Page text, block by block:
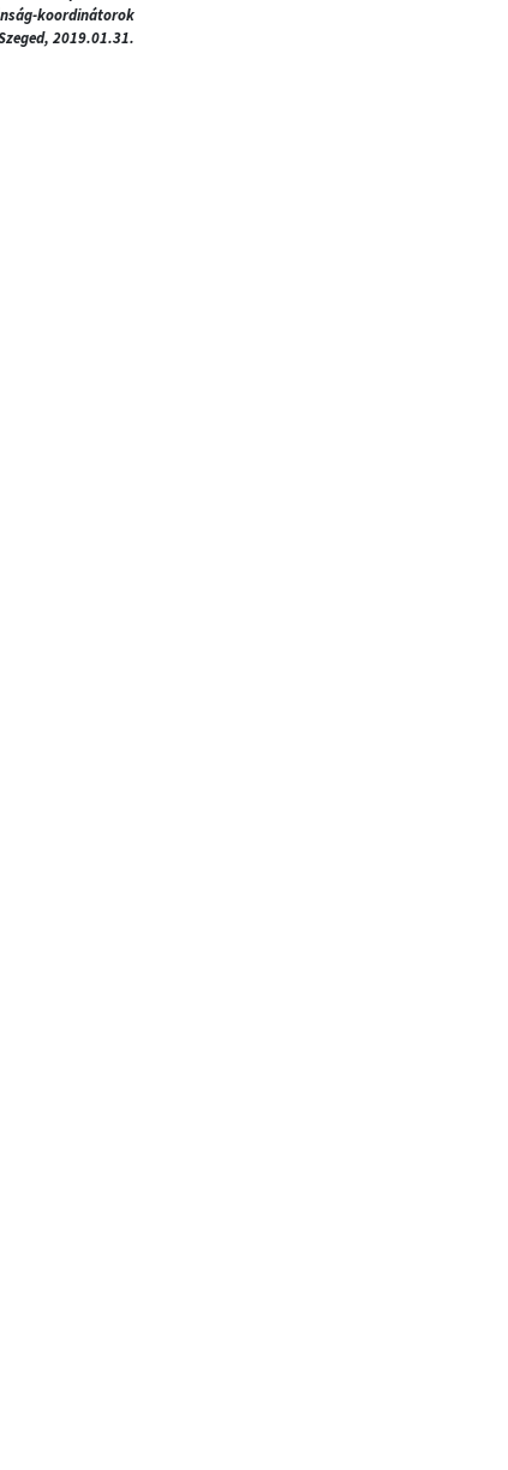
koordinátorok
2019.01.31.